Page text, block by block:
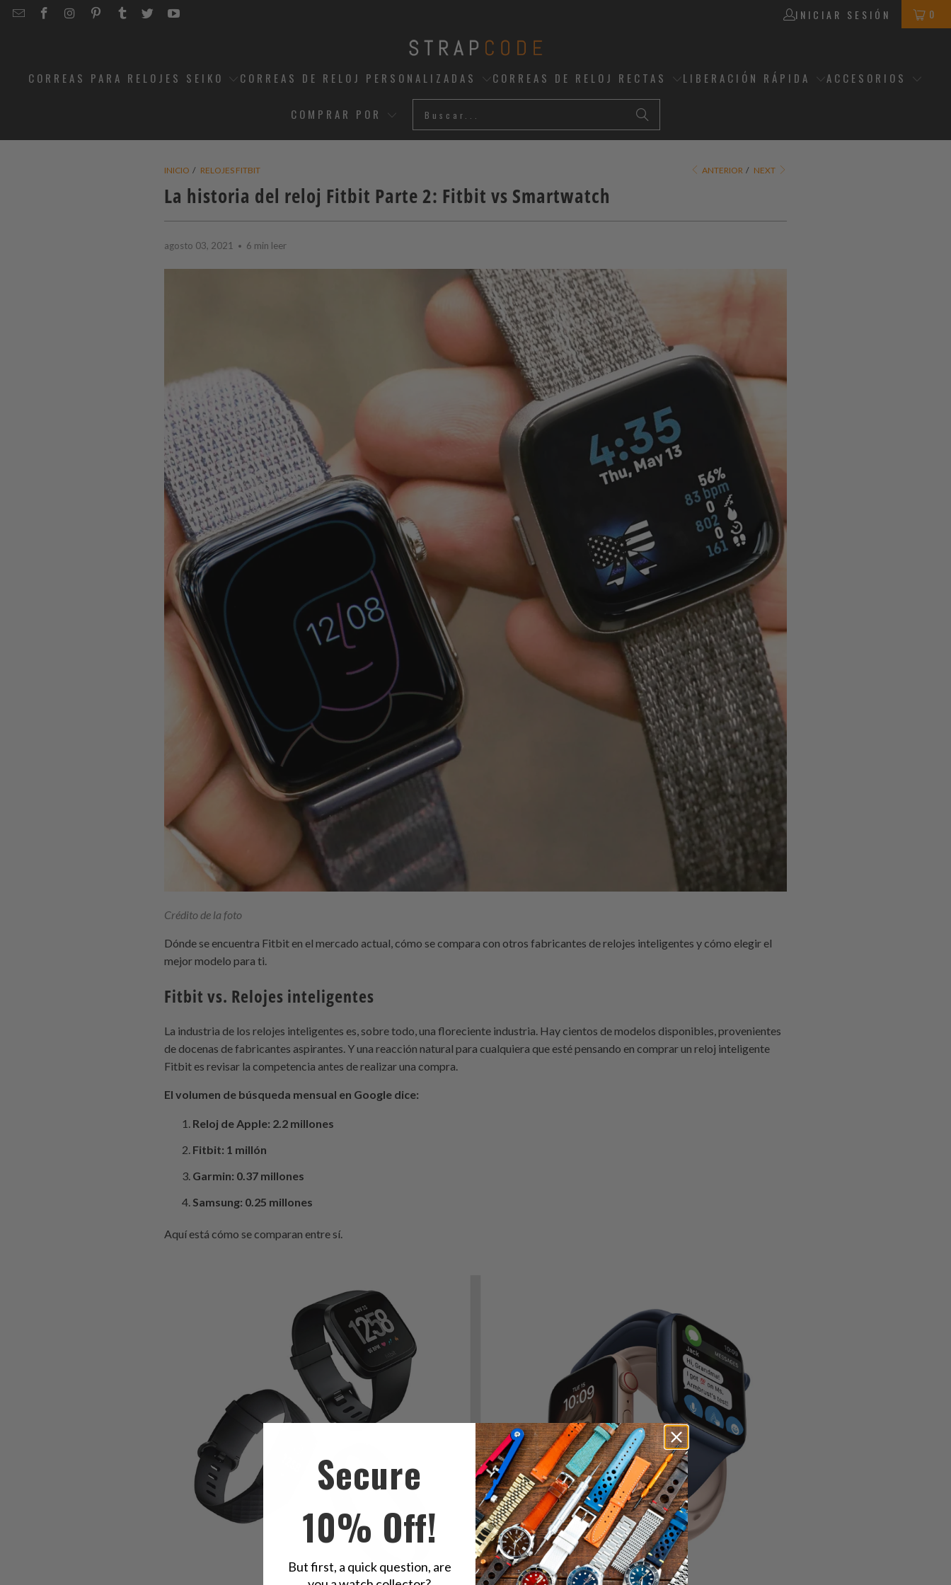
EMAILSTRAPCODE
STRAPCODE
STRAPCODE
STRAPCODE
STRAPCODE
STRAPCODE
INICIAR SESIÓN 0
CORREAS PARA RELOJES SEIKO CORREAS DE RELOJ PERSONALIZADAS CORREAS DE RELOJ RECTAS LIBERACIÓN RÁPIDA ACCESORIOS
COMPRAR POR
INICIO / RELOJES FITBIT ANTERIOR / NEXT
La historia del reloj Fitbit Parte 2: Fitbit vs Smartwatch
agosto 03, 2021 6 min leer
Crédito de la foto
Dónde se encuentra Fitbit en el mercado actual, cómo se compara con otros fabricantes de relojes inteligentes y cómo elegir el
mejor modelo para ti.
Fitbit vs. Relojes inteligentes
La industria de los relojes inteligentes es, sobre todo, una floreciente industria. Hay cientos de modelos disponibles, provenientes
de docenas de fabricantes aspirantes. Y una reacción natural para cualquiera que esté pensando en comprar un reloj inteligente
Fitbit es revisar la competencia antes de realizar una compra.
El volumen de búsqueda mensual en Google dice:
Reloj de Apple: 2.2 millones
Fitbit: 1 millón
Garmin: 0.37 millones
Samsung: 0.25 millones
Aquí está cómo se comparan entre sí.
Secure
10% Off!
But first, a quick question, are